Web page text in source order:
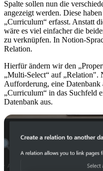
Spalte sollen nun die
angezeigt werden. Diese
„Curriculum“ erfasst. Anstatt
wäre es viel einfacher die
zu verknüpfen. In Notion-
Relation.
Hierfür ändern wir den
„Multi-Select“ auf „Relation".
Aufforderung, eine Datenbank
„Curriculum“ in das Suchfeld
Datenbank aus.